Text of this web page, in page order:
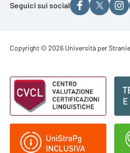
Seguici sui social
Footer -
Copyright © 2026 Università per
Footer - Loghi